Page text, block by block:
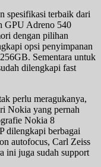
spesifikasi terbaik dari
GPU Adreno 540
dengan pilihan
opsi penyimpanan
Sementara untuk
dilengkapi fast
perlu meragukanya,
Nokia yang pernah
Nokia 8
dilengkapi berbagai
autofocus, Carl Zeiss
ini juga sudah support